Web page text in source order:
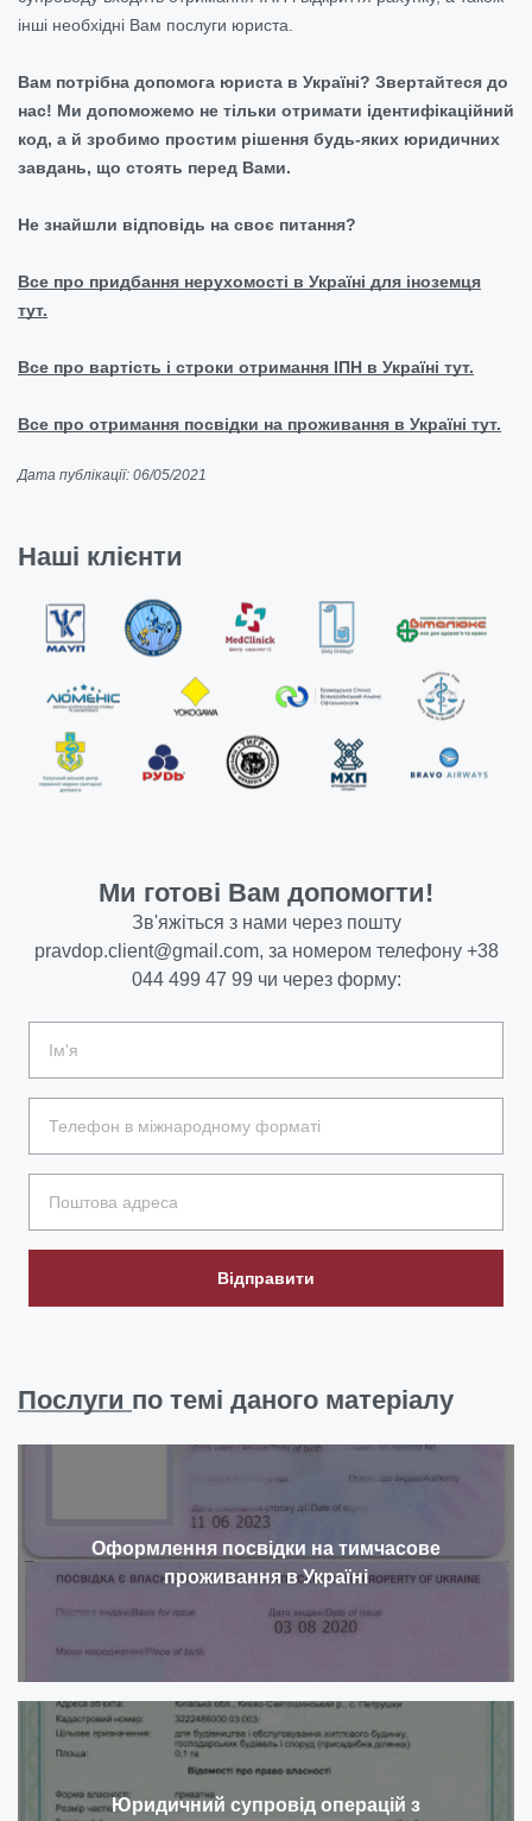
інші необхідні Вам послуги юриста.
Вам потрібна допомога юриста в Україні? Звертайтеся до
нас! Ми допоможемо не тільки отримати ідентифікаційний
код, а й зробимо простим рішення будь-яких юридичних
завдань, що стоять перед Вами.
Не знайшли відповідь на своє питання?
Все про придбання нерухомості в Україні для іноземця
тут.
Все про вартість і строки отримання ІПН в Україні тут.
Все про отримання посвідки на проживання в Україні тут.
Дата публікації: 06/05/2021
Наші клієнти
Ми готові Вам допомогти!
Зв'яжіться з нами через пошту
pravdop.client@gmail.com, за номером телефону +38
044 499 47 99 чи через форму:
Відправити
Послуги по темі даного матеріалу
Оформлення посвідки на тимчасове
проживання в Україні
Юридичний супровід операцій з